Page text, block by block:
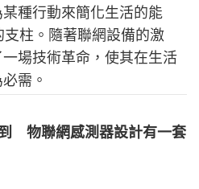
種行動來簡化生活的能
柱。隨著聯網設備的激
場技術革命，使其在生活
需。
物聯網感測器設計有一套